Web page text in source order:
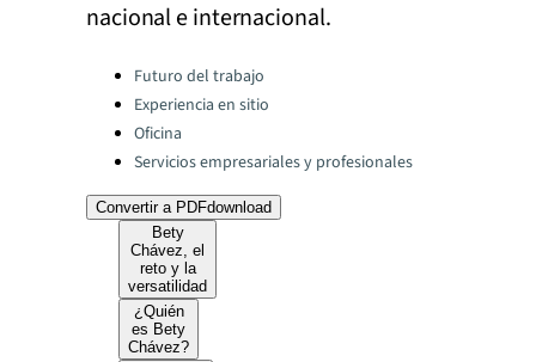
nacional e internacional.
Categories:Futuro del trabajo
Experiencia en sitio
Oficina
Servicios empresariales y profesionales
Convertir a PDFdownload
Bety
Chávez, el
reto y la
versatilidad
¿Quién
es Bety
Chávez?